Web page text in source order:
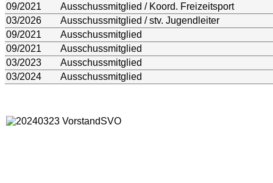
09/2021
Ausschussmitglied / Koord. Freizeitsport
03/2026
Ausschussmitglied / stv. Jugendleiter
09/2021
Ausschussmitglied
09/2021
Ausschussmitglied
03/2023
Ausschussmitglied
03/2024
Ausschussmitglied